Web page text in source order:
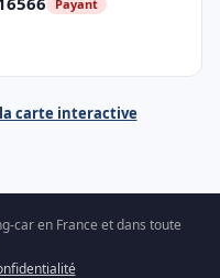
Payant
carte interactive
car en France et dans toute